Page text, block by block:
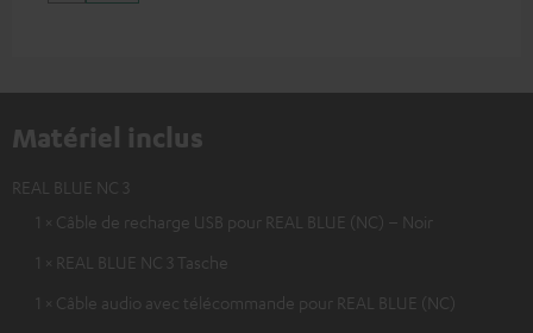
Matériel inclus
REAL BLUE NC 3
1 × Câble de recharge USB pour REAL BLUE (NC) – Noir
1 × REAL BLUE NC 3 Tasche
1 × Câble audio avec télécommande pour REAL BLUE (NC)